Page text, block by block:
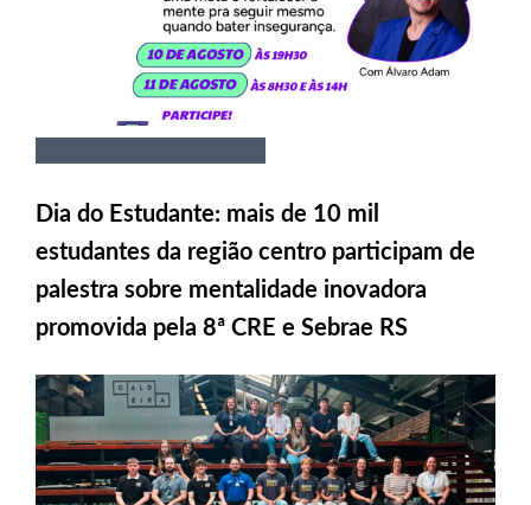
Dia do Estudante: mais de 10 mil
estudantes da região centro participam de
palestra sobre mentalidade inovadora
promovida pela 8ª CRE e Sebrae RS